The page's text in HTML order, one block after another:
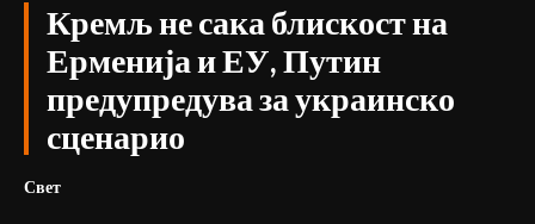
Кремљ не сака блискост на
Ерменија и ЕУ, Путин
предупредува за украинско
сценарио
Свет